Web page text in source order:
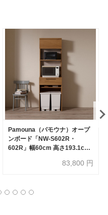
Pamouna（パモウナ）オープ
ンボード「NW-S602R・
602R」幅60cm 高さ193.1cm
50cm）上台オープン・下台オ
83,800 円